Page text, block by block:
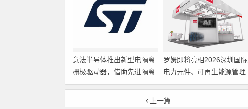
意法半导体推出新型电隔离
栅极驱动器，借助先进隔离
技术简化电源设计
罗姆即将亮相2026深圳国际
电力元件、可再生能源管理
展览会暨研讨会
上一篇